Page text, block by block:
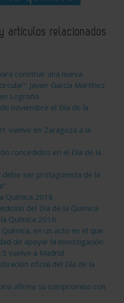
artículos relacionados
construir una nueva
Javier García Martínez
Logroño
noviembre el Día de la
vuelve en Zaragoza a la
concedidos en el Día de la
debe ser protagonista de la
Química 2018
del Día de la Química
Química 2016
Química, en un acto en el que
de apoyar la investigación
vuelve a Madrid
oficial del Día de la
afirma su compromiso con